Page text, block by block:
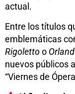
actual.
Entre los títulos
emblemáticas
Rigolettoo
nuevos públicos
“Viernes de